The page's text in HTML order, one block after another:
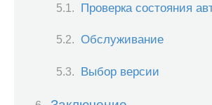
Проверка состояния
Обслуживание
Выбор версии